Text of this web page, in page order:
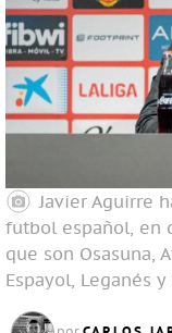
Javier Aguirre
futbol español, en
que son Osasuna,
Espayol, Leganés y